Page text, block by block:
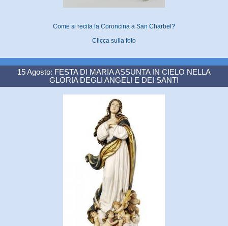
Come si recita la Coroncina a San Charbel?
Clicca sulla foto
15 Agosto: FESTA DI MARIA ASSUNTA IN CIELO NELLA
GLORIA DEGLI ANGELI E DEI SANTI